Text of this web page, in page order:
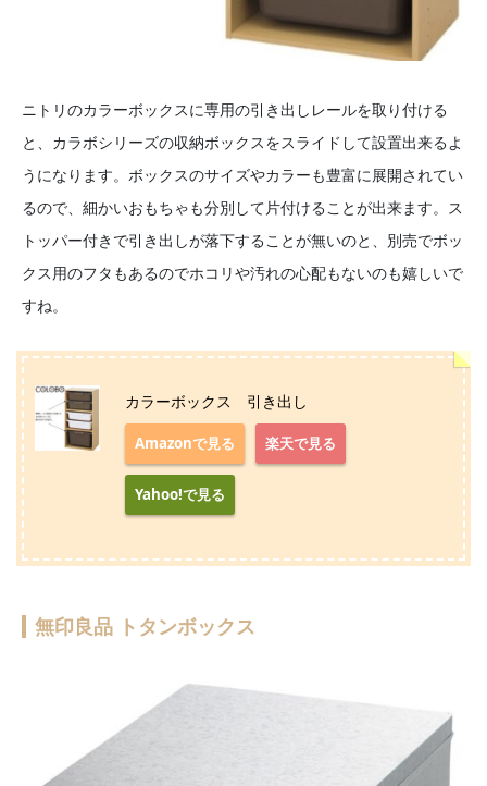
ニトリのカラーボックスに専用の引き出しレールを取り付ける
と、カラボシリーズの収納ボックスをスライドして設置出来るよ
うになります。ボックスのサイズやカラーも豊富に展開されてい
るので、細かいおもちゃも分別して片付けることが出来ます。ス
トッパー付きで引き出しが落下することが無いのと、別売でボッ
クス用のフタもあるのでホコリや汚れの心配もないのも嬉しいで
すね。
カラーボックス 引き出し
Amazonで見る 楽天で見る
Yahoo!で見る
無印良品 トタンボックス